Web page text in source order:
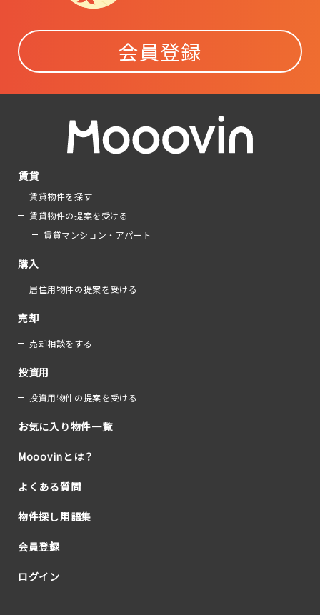
会員登録
賃貸
賃貸物件を探す
賃貸物件の提案を受ける
賃貸マンション・アパート
購入
居住用物件の提案を受ける
売却
売却相談をする
投資用
投資用物件の提案を受ける
お気に入り物件一覧
Mooovinとは？
よくある質問
物件探し用語集
会員登録
ログイン